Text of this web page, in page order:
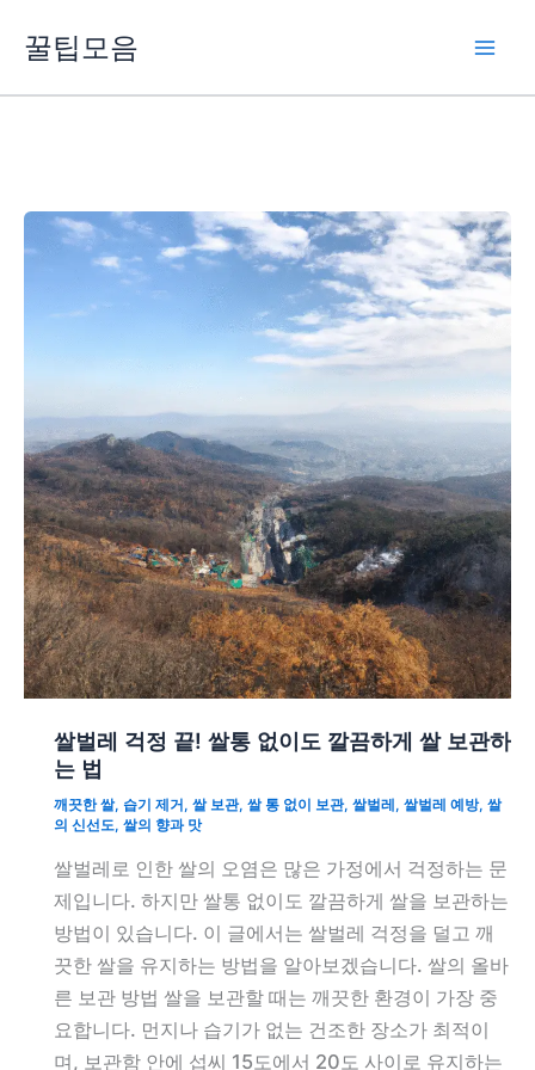
꿀팁모음
쌀벌레 걱정 끝! 쌀통 없이도 깔끔하게 쌀 보관하
는 법
깨끗한 쌀, 습기 제거 , 쌀 보관, 쌀 통 없이 보관, 쌀벌레 , 쌀벌레 예방, 쌀
의 신선도, 쌀의 향과 맛
쌀벌레로 인한 쌀의 오염은 많은 가정에서 걱정하는 문
제입니다. 하지만 쌀통 없이도 깔끔하게 쌀을 보관하는
방법이 있습니다. 이 글에서는 쌀벌레 걱정을 덜고 깨
끗한 쌀을 유지하는 방법을 알아보겠습니다. 쌀의 올바
른 보관 방법 쌀을 보관할 때는 깨끗한 환경이 가장 중
요합니다. 먼지나 습기가 없는 건조한 장소가 최적이
며, 보관함 안에 섭씨 15도에서 20도 사이로 유지하는